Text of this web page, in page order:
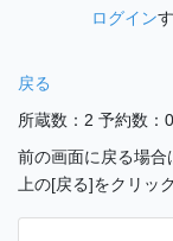
ログイン
戻る
所蔵数：2 予約数：0
前の画面に戻る場
上の[戻る]をクリッ